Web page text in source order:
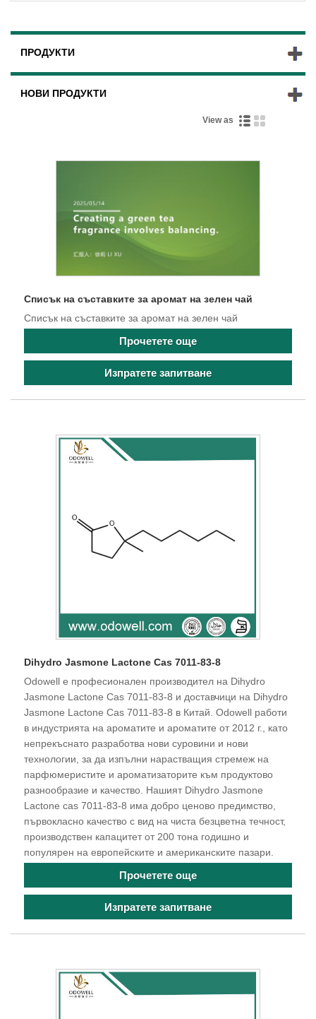
ПРОДУКТИ
НОВИ ПРОДУКТИ
View as
Списък на съставките за аромат на зелен чай
Списък на съставките за аромат на зелен чай
Прочетете още
Изпратете запитване
Dihydro Jasmone Lactone Cas 7011-83-8
Odowell е професионален производител на Dihydro
Jasmone Lactone Cas 7011-83-8 и доставчици на Dihydro
Jasmone Lactone Cas 7011-83-8 в Китай. Odowell работи
в индустрията на ароматите и ароматите от 2012 г., като
непрекъснато разработва нови суровини и нови
технологии, за да изпълни нарастващия стремеж на
парфюмеристите и ароматизаторите към продуктово
разнообразие и качество. Нашият Dihydro Jasmone
Lactone cas 7011-83-8 има добро ценово предимство,
първокласно качество с вид на чиста безцветна течност,
производствен капацитет от 200 тона годишно и
популярен на европейските и американските пазари.
Прочетете още
Изпратете запитване